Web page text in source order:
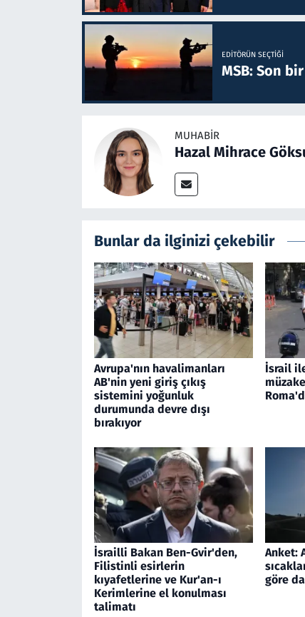
EDITÖRÜN SEÇTIĞI
MSB: Son
MUHABIR
Hazal Mihrace
Bunlar da ilginizi çekebilir
Avrupa'nın havalimanları
AB'nin yeni giriş çıkış
sistemini yoğunluk
durumunda devre dışı
bırakıyor
İsrail
İsrailli Bakan Ben-Gvir'den,
Filistinli esirlerin
kıyafetlerine ve Kur'an-ı
Kerimlerine el konulması
talimatı
Anket:
göre